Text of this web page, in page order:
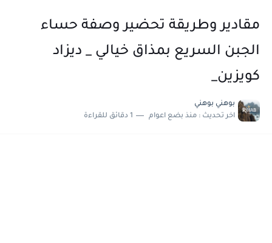
مقادير وطريقة تحضير وصفة حساء
الجبن السريع بمذاق خيالي _ ديزاد
كويزين_
بوهني بوهني
اخر تحديث : منذ بضع اعوام 1 دقائق للقراءة